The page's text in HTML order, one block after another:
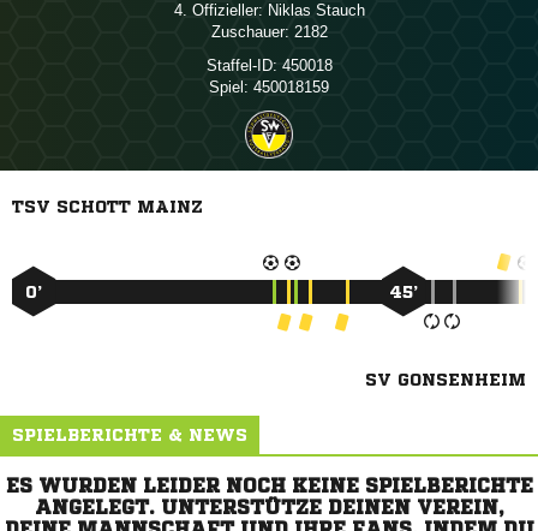
4. Offizieller:  
Zuschauer: 2182
Staffel-ID: 450018
Spiel: 450018159
TSV SCHOTT MAINZ
0’ 45’
SV GONSENHEIM
SPIELBERICHTE & NEWS
ES WURDEN LEIDER NOCH KEINE SPIELBERICHTE
ANGELEGT. UNTERSTÜTZE DEINEN VEREIN,